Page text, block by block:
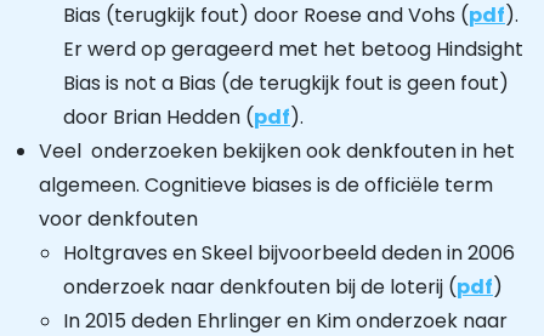
Bias (terugkijk fout) door Roese and Vohs (pdf).
Er werd op gerageerd met het betoog Hindsight
Bias is not a Bias (de terugkijk fout is geen fout)
door Brian Hedden (pdf).
Veel onderzoeken bekijken ook denkfouten in het
algemeen. Cognitieve biases is de officiële term
voor denkfouten
Holtgraves en Skeel bijvoorbeeld deden in 2006
onderzoek naar denkfouten bij de loterij (pdf)
In 2015 deden Ehrlinger en Kim onderzoek naar